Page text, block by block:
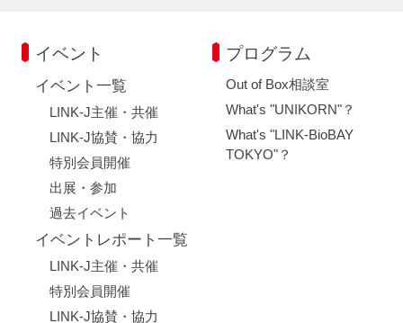
イベント
イベント一覧
LINK-J主催・共催
LINK-J協賛・協力
特別会員開催
出展・参加
過去イベント
イベントレポート一覧
LINK-J主催・共催
特別会員開催
LINK-J協賛・協力
プログラム
Out of Box相談室
What's "UNIKORN"？
What's "LINK-BioBAY
TOKYO"？